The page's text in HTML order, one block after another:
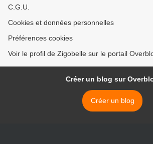
C.G.U.
Cookies et données personnelles
Préférences cookies
Voir le profil de Zigobelle sur le portail
Créer un blog sur
Créer un blog